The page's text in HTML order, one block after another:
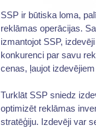
SSP ir būtiska loma,
reklāmas operācijas.
izmantojot SSP,
konkurenci par savu
cenas, ļaujot
Turklāt SSP sniedz
optimizēt reklāmas
stratēģiju. Izdevēji var